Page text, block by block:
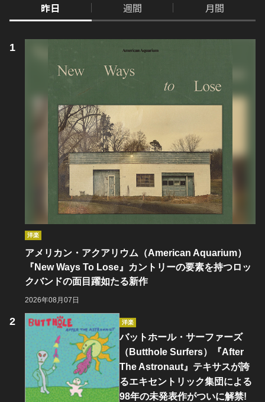
昨日 週間 月間
洋楽
アメリカン・アクアリウム（American Aquarium）
『New Ways To Lose』カントリーの要素を持つロッ
クバンドの面目躍如たる新作
2026年08月07日
洋楽
バットホール・サーファーズ
（Butthole Surfers）『After
The Astronaut』テキサスが誇
るエキセントリック集団による
98年の未発表作がついに解禁!